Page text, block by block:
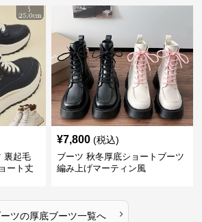
裏起毛
ート丈
¥7,800 (税込)
ブーツ 秋冬厚底ショートブーツ
編み上げマーティン風
ツの厚底ブーツ一覧へ ›